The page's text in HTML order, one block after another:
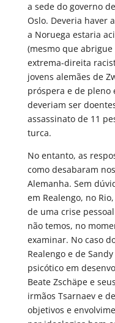
a sede do governo
Oslo. Deveria haver
a Noruega estaria
(mesmo que
extrema-direita
jovens alemães de
próspera e de pleno
deveriam ser
assassinato de 11
turca.
No entanto, as
como desabaram
Alemanha. Sem
em Realengo, no
de uma crise
não temos, no
examinar. No caso
Realengo e de
psicótico em
Beate Zschäpe e
irmãos Tsarnaev e
objetivos e